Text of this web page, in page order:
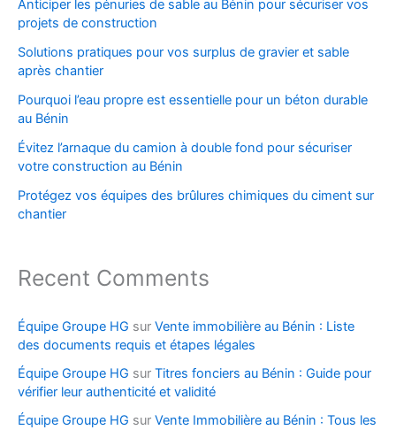
Anticiper les pénuries de sable au Bénin pour sécuriser vos
projets de construction
Solutions pratiques pour vos surplus de gravier et sable
après chantier
Pourquoi l’eau propre est essentielle pour un béton durable
au Bénin
Évitez l’arnaque du camion à double fond pour sécuriser
votre construction au Bénin
Protégez vos équipes des brûlures chimiques du ciment sur
chantier
Recent Comments
Équipe Groupe HG sur Vente immobilière au Bénin : Liste
des documents requis et étapes légales
Équipe Groupe HG sur Titres fonciers au Bénin : Guide pour
vérifier leur authenticité et validité
Équipe Groupe HG sur Vente Immobilière au Bénin : Tous les